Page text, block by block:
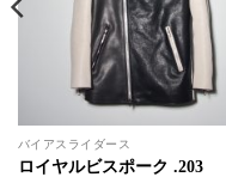
バイアスライダース
ロイヤルビスポーク .203